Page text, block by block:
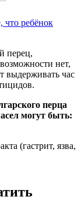
что ребёнок
перец,
нет,
выдерживать час
перца
могут быть:
(гастрит, язва,